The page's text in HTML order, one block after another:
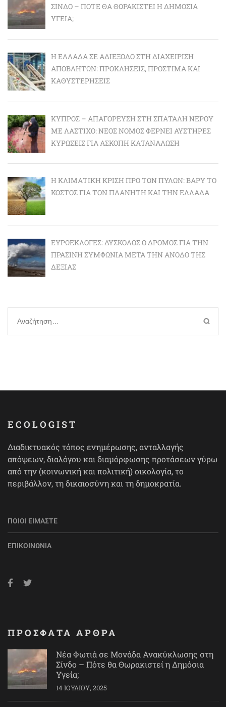
ΣΊΝΔΟ – ΠΌΤΕ ΘΑ ΘΩΡΑΚΙΣΤΕΊ Η ΔΗΜΌΣΙΑ
ΥΓΕΊΑ;
Η ΕΛΛΆΔΑ ΣΕ ΑΔΙΈΞΟΔΟ ΣΤΗ ΔΙΑΧΕΊΡΙΣΗ
ΑΠΟΒΛΉΤΩΝ: ΠΡΟΚΛΉΣΕΙΣ, ΠΡΌΣΤΙΜΑ ΚΑΙ
ΚΑΘΥΣΤΕΡΉΣΕΙΣ
ΚΎΠΡΟΣ – ΑΠΑΓΌΡΕΥΣΗ ΣΤΗ ΣΠΑΤΆΛΗ ΝΕΡΟΎ
ΜΕ ΛΆΣΤΙΧΟ: ΝΈΟΣ ΝΌΜΟΣ ΦΈΡΝΕΙ ΑΥΣΤΗΡΈΣ
ΚΥΡΏΣΕΙΣ ΓΙΑ ΆΣΚΟΠΗ ΚΑΤΑΝΆΛΩΣΗ
Η ΚΛΙΜΑΤΙΚΉ ΚΡΊΣΗ ΠΡΟ ΤΩΝ ΠΥΛΏΝ: BΑΡΎ ΤΟ
ΚΌΣΤΟΣ ΓΙΑ ΤΟΝ ΠΛΑΝΉΤΗ ΚΑΙ ΤΗΝ ΕΛΛΆΔΑ
ΕΥΡΩΕΚΛΟΓΈΣ: ΔΎΣΚΟΛΟΣ Ο ΔΡΌΜΟΣ ΓΙΑ ΤΗΝ
ΠΡΆΣΙΝΗ ΣΥΜΦΩΝΊΑ ΜΕΤΆ ΤΗΝ ΆΝΟΔΟ ΤΗΣ
ΔΕΞΙΆΣ
Αναζήτηση
για:
ECOLOGIST
Διαδικτυακός τόπος ενημέρωσης, ανταλλαγής
απόψεων, διαλόγου και διαμόρφωσης προτάσεων γύρω
από την (κοινωνική και πολιτική) οικολογία, το
περιβάλλον, τη δικαιοσύνη και τη δημοκρατία.
ΠΟΙΟΙ ΕΊΜΑΣΤΕ
ΕΠΙΚΟΙΝΩΝΊΑ
ΠΡΟΣΦΑΤΑ ΑΡΘΡΑ
Νέα Φωτιά σε Μονάδα Ανακύκλωσης στη
Σίνδο – Πότε θα Θωρακιστεί η Δημόσια
Υγεία;
14 ΙΟΥΛΊΟΥ, 2025